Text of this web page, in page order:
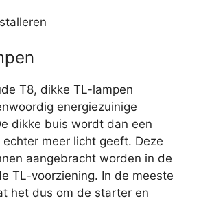
T8, dikke TL-lampen
energiezuinige
dikke buis wordt dan een
meer licht geeft. Deze
aangebracht worden in de
TL-voorziening. In de meeste
het dus om de starter en